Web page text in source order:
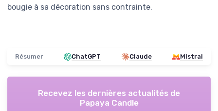
bougie à sa décoration sans contrainte.
Résumer ChatGPT Claude Mistral
Recevez les dernières actualités de
Papaya Candle